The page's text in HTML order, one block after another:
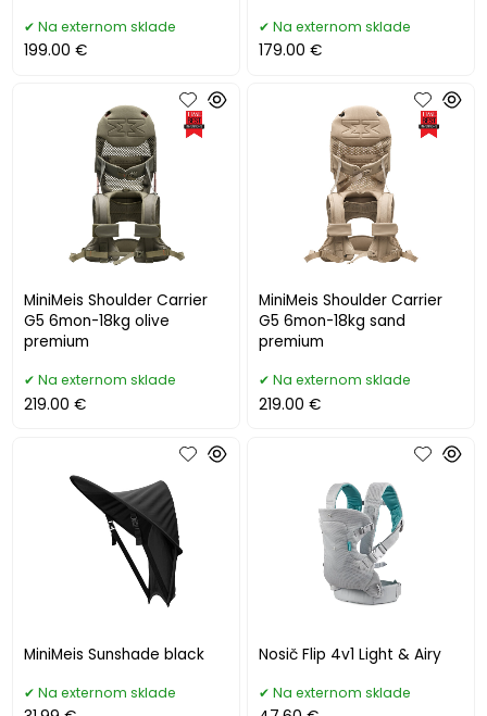
Na externom sklade
199.00 €
Na externom sklade
179.00 €
MiniMeis Shoulder Carrier
G5 6mon-18kg olive
premium
Na externom sklade
219.00 €
MiniMeis Shoulder Carrier
G5 6mon-18kg sand
premium
Na externom sklade
219.00 €
MiniMeis Sunshade black
Na externom sklade
Nosič Flip 4v1 Light & Airy
Na externom sklade